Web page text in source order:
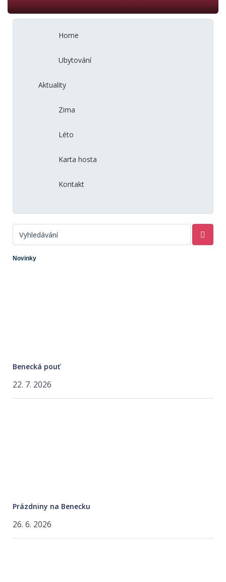
Home
Ubytování
Aktuality
Zima
Léto
Karta hosta
Kontakt
Novinky
Benecká pouť
22. 7. 2026
Prázdniny na Benecku
26. 6. 2026